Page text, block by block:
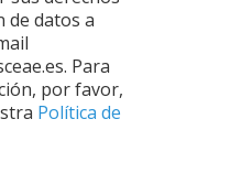
de datos a
Para
por favor,
Política de